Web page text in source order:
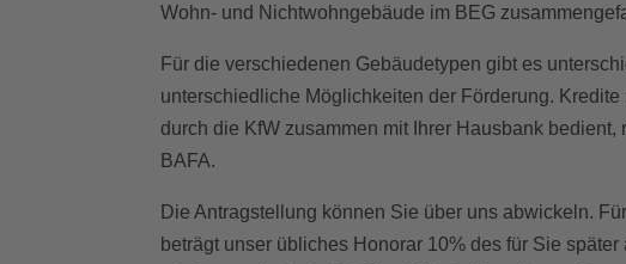
Wohn- und Nichtwohngebäude im BEG
Für die verschiedenen Gebäudetypen gibt es
unterschiedliche Möglichkeiten der Förderung.
durch die KfW zusammen mit Ihrer Hausbank
BAFA.
Die Antragstellung können Sie über uns abwickeln.
beträgt unser übliches Honorar 10% des für Sie